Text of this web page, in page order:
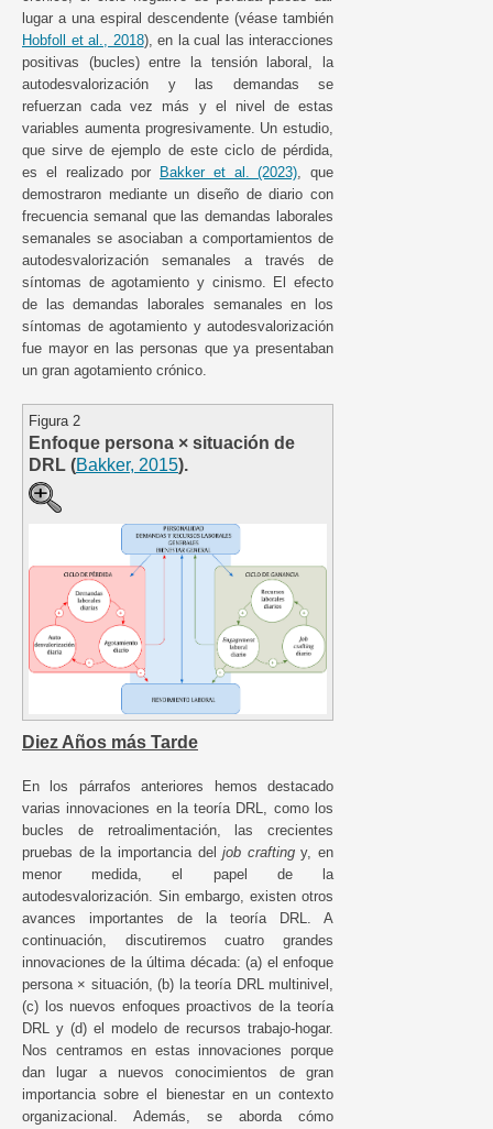
lugar a una espiral descendente (véase también
Hobfoll et al., 2018), en la cual las interacciones
positivas (bucles) entre la tensión laboral, la
autodesvalorización y las demandas se
refuerzan cada vez más y el nivel de estas
variables aumenta progresivamente. Un estudio,
que sirve de ejemplo de este ciclo de pérdida,
es el realizado por
Bakker et al. (2023), que
demostraron mediante un diseño de diario con
frecuencia semanal que las demandas laborales
semanales se asociaban a comportamientos de
autodesvalorización semanales a través de
síntomas de agotamiento y cinismo. El efecto
de las demandas laborales semanales en los
síntomas de agotamiento y autodesvalorización
fue mayor en las personas que ya presentaban
un gran agotamiento crónico.
Figura 2
Enfoque persona × situación de
DRL (Bakker, 2015).
Diez Años más Tarde
En los párrafos anteriores hemos destacado
varias innovaciones en la teoría DRL, como los
bucles de retroalimentación, las crecientes
pruebas de la importancia deljob craftingy, en
menor medida, el papel de la
autodesvalorización. Sin embargo, existen otros
avances importantes de la teoría DRL. A
continuación, discutiremos cuatro grandes
innovaciones de la última década: (a) el enfoque
persona × situación, (b) la teoría DRL multinivel,
(c) los nuevos enfoques proactivos de la teoría
DRL y (d) el modelo de recursos trabajo-hogar.
Nos centramos en estas innovaciones porque
dan lugar a nuevos conocimientos de gran
importancia sobre el bienestar en un contexto
organizacional. Además, se aborda cómo